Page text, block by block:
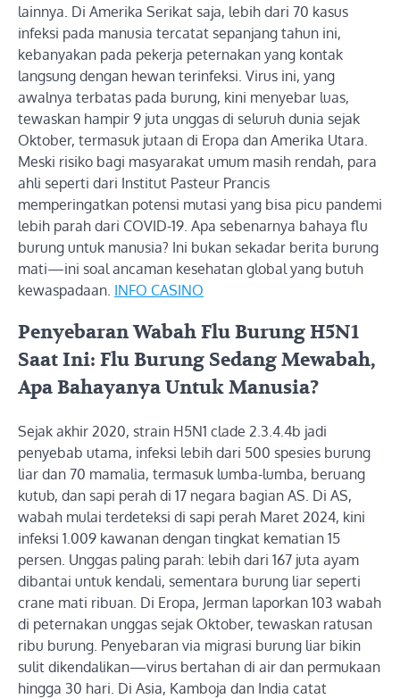
lainnya. Di Amerika Serikat saja, lebih dari 70 kasus
infeksi pada manusia tercatat sepanjang tahun ini,
kebanyakan pada pekerja peternakan yang kontak
langsung dengan hewan terinfeksi. Virus ini, yang
awalnya terbatas pada burung, kini menyebar luas,
tewaskan hampir 9 juta unggas di seluruh dunia sejak
Oktober, termasuk jutaan di Eropa dan Amerika Utara.
Meski risiko bagi masyarakat umum masih rendah, para
ahli seperti dari Institut Pasteur Prancis
memperingatkan potensi mutasi yang bisa picu pandemi
lebih parah dari COVID-19. Apa sebenarnya bahaya flu
burung untuk manusia? Ini bukan sekadar berita burung
mati—ini soal ancaman kesehatan global yang butuh
kewaspadaan. INFO CASINO
Penyebaran Wabah Flu Burung H5N1
Saat Ini: Flu Burung Sedang Mewabah,
Apa Bahayanya Untuk Manusia?
Sejak akhir 2020, strain H5N1 clade 2.3.4.4b jadi
penyebab utama, infeksi lebih dari 500 spesies burung
liar dan 70 mamalia, termasuk lumba-lumba, beruang
kutub, dan sapi perah di 17 negara bagian AS. Di AS,
wabah mulai terdeteksi di sapi perah Maret 2024, kini
infeksi 1.009 kawanan dengan tingkat kematian 15
persen. Unggas paling parah: lebih dari 167 juta ayam
dibantai untuk kendali, sementara burung liar seperti
crane mati ribuan. Di Eropa, Jerman laporkan 103 wabah
di peternakan unggas sejak Oktober, tewaskan ratusan
ribu burung. Penyebaran via migrasi burung liar bikin
sulit dikendalikan—virus bertahan di air dan permukaan
hingga 30 hari. Di Asia, Kamboja dan India catat